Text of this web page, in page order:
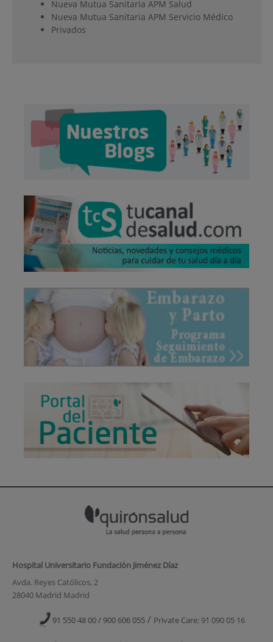
Nueva Mutua Sanitaria APM Salud
Nueva Mutua Sanitaria APM Servicio Médico
Privados
Hospital Universitario Fundación Jiménez Díaz
Avda. Reyes Católicos, 2
28040 Madrid Madrid
91 550 48 00 / 900 606 055 / Private Care: 91 090 05 16